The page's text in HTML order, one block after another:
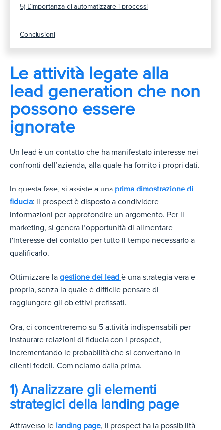
5) L’importanza di automatizzare i processi
Conclusioni
Le attività legate alla
lead generation che non
possono essere
ignorate
Un lead è un contatto che ha manifestato interesse nei
confronti dell’azienda, alla quale ha fornito i propri dati.
In questa fase, si assiste a una prima dimostrazione di
fiducia: il prospect è disposto a condividere
informazioni per approfondire un argomento. Per il
marketing, si genera l’opportunità di alimentare
l'interesse del contatto per tutto il tempo necessario a
qualificarlo.
Ottimizzare la gestione dei lead è una strategia vera e
propria, senza la quale è difficile pensare di
raggiungere gli obiettivi prefissati.
Ora, ci concentreremo su 5 attività indispensabili per
instaurare relazioni di fiducia con i prospect,
incrementando le probabilità che si convertano in
clienti fedeli. Cominciamo dalla prima.
1) Analizzare gli elementi
strategici della landing page
Attraverso le landing page, il prospect ha la possibilità